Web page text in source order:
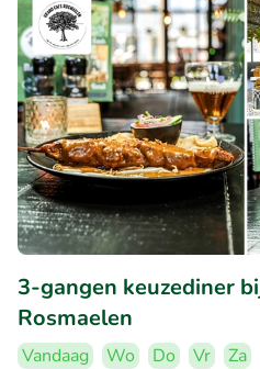
3-gangen keuzediner
Rosmaelen
Vandaag Wo Do Vr
Za